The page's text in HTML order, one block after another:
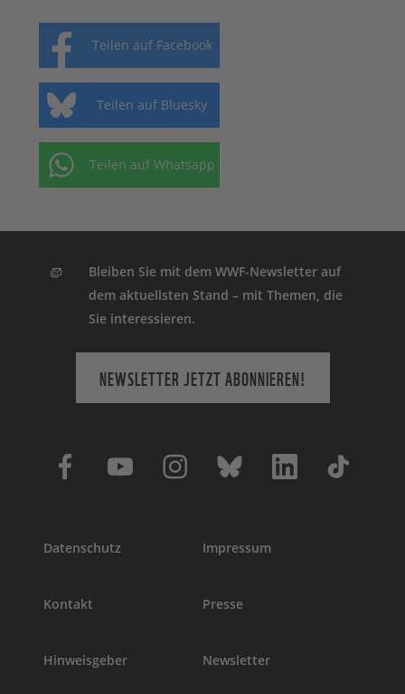
Teilen auf Facebook
Teilen auf Bluesky
Teilen auf Whatsapp
Bleiben Sie mit dem WWF-Newsletter auf
dem aktuellsten Stand – mit Themen, die
Sie interessieren.
NEWSLETTER JETZT ABONNIEREN!
Datenschutz Impressum
Kontakt Presse
Hinweisgeber Newsletter